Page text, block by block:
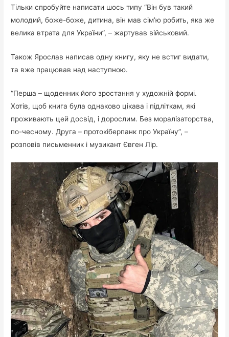
Тільки спробуйте написати шось типу “Він був такий
молодий, боже-боже, дитина, він мав сім’ю робить, яка же
велика втрата для України”, – жартував військовий.
Також Ярослав написав одну книгу, яку не встиг видати,
та вже працював над наступною.
“Перша – щоденник його зростання у художній формі.
Хотів, щоб книга була однаково цікава і підліткам, які
проживають цей досвід, і дорослим. Без моралізаторства,
по-чесному. Друга – протокіберпанк про Україну”, –
розповів письменник і музикант Євген Лір.